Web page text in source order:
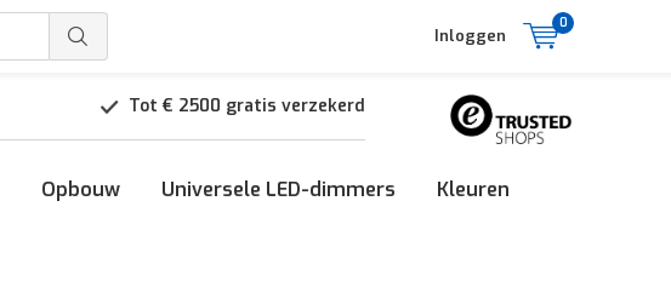
Inloggen
0
Tot € 2500 gratis verzekerd
Opbouw Universele LED-dimmers Kleuren